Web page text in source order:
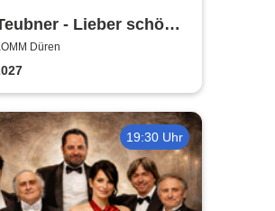
- Lieber schön
als hässlich jung
Düren
19:30 Uhr